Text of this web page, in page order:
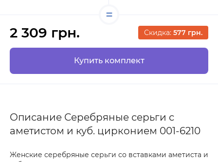
2 309 грн. Скидка: 577 грн.
Купить комплект
Описание Серебряные серьги с
аметистом и куб. цирконием 001-6210
Женские серебряные серьги со вставками аметиста и